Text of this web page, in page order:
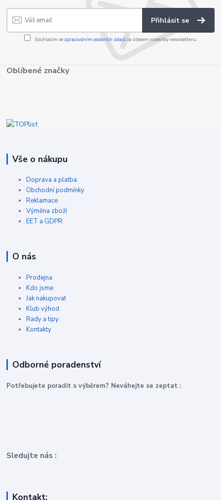
Přihlásit se
Souhlasím se zpracováním osobních údajůza účelem rozesílky newsletteru.
Oblíbené značky
Vše o nákupu
Doprava a platba
Obchodní podmínky
Reklamace
Výměna zboží
EET a GDPR
O nás
Prodejna
Kdo jsme
Jak nakupovat
Klub výhod
Rady a tipy
Kontakty
Odborné poradenství
Potřebujete poradit s výběrem? Neváhejte se zeptat :
Sledujte nás :
Kontakt: